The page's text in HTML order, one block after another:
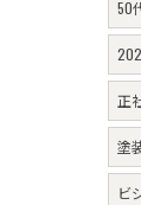
50
正
塗
ビ